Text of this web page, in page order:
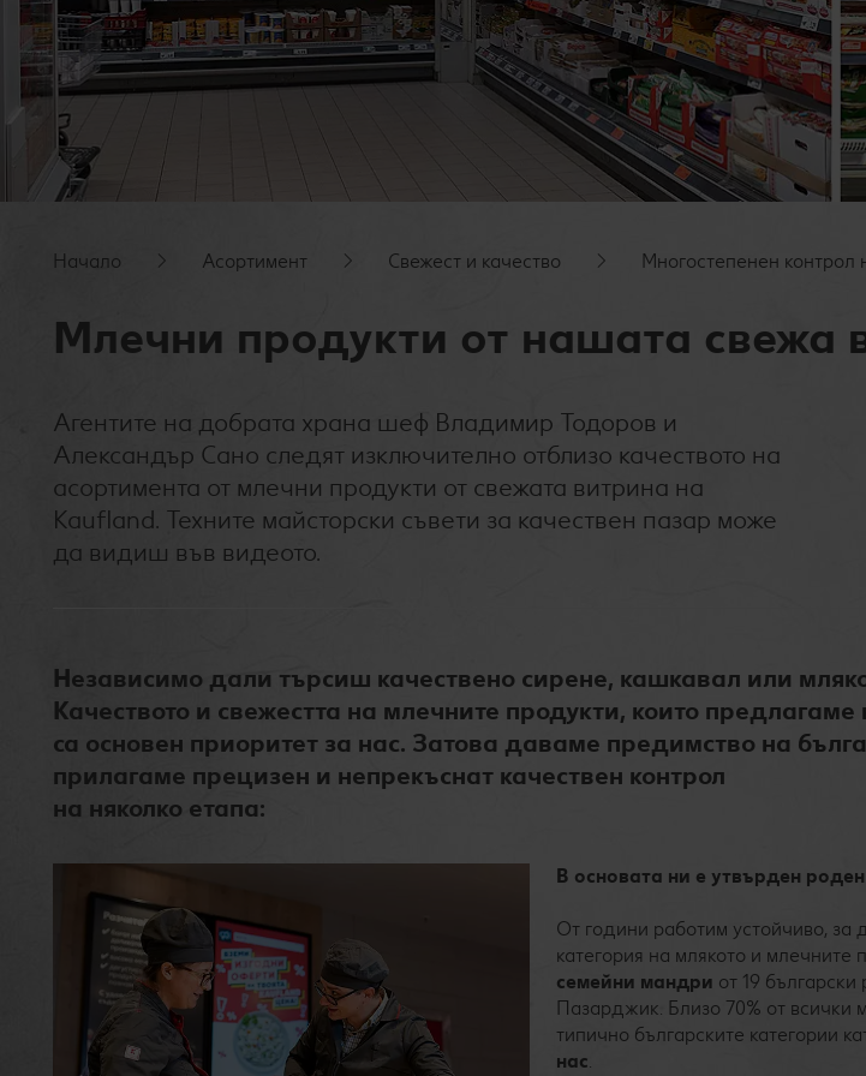
Начало Асортимент Свежест и качество Многостепенен контрол
Млечни продукти от нашата свежа
Агентите на добрата храна шеф Владимир Тодоров и
Александър Сано следят изключително отблизо качеството на
асортимента от млечни продукти от свежата витрина на
Kaufland. Техните майсторски съвети за качествен пазар може
да видиш във видеото.
Независимо дали търсиш качествено сирене, кашкавал или
Качеството и свежестта на млечните продукти, които
са основен приоритет за нас. Затова даваме предимство на
прилагаме прецизен и непрекъснат качествен контрол
на няколко етапа:
В основата ни е утвърден роден
От години работим устойчиво, за
категория на млякото и
семейни мандри от 19
Пазарджик. Близо 70% от всички
типично българските категории
нас